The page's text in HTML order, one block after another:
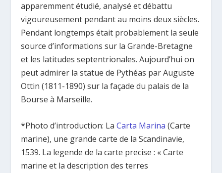
apparemment étudié, analysé et débattu
vigoureusement pendant au moins deux siècles.
Pendant longtemps était probablement la seule
source d’informations sur la Grande-Bretagne
et les latitudes septentrionales. Aujourd’hui on
peut admirer la statue de Pythéas par Auguste
Ottin (1811-1890) sur la façade du palais de la
Bourse à Marseille.
*Photo d’introduction: LaCarta Marina (Carte
marine), une grande carte de la Scandinavie,
1539. La legende de la carte precise : « Carte
marine et la description des terres